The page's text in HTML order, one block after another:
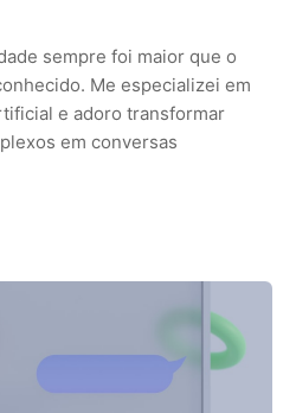
sempre foi maior que o
Me especializei em
e adoro transformar
em conversas